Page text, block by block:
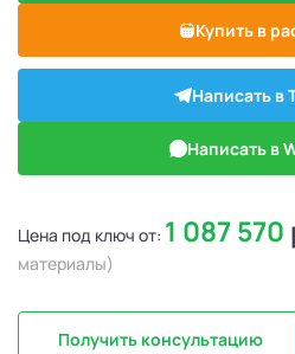
Купить в
Написать в
Написать в
Цена под ключ от: 1 087 570
материалы)
Получить консультацию